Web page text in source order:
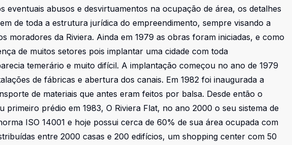
eventuais abusos e desvirtuamentos na ocupação de área, os detalhes
de toda a estrutura jurídica do empreendimento, sempre visando a
moradores da Riviera. Ainda em 1979 as obras foram iniciadas, e como
de muitos setores pois implantar uma cidade com toda
temerário e muito difícil. A implantação começou no ano de 1979
de fábricas e abertura dos canais. Em 1982 foi inaugurada a
de materiais que antes eram feitos por balsa. Desde então o
primeiro prédio em 1983, O Riviera Flat, no ano 2000 o seu sistema de
ISO 14001 e hoje possui cerca de 60% de sua área ocupada com
entre 2000 casas e 200 edifícios, um shopping center com 50